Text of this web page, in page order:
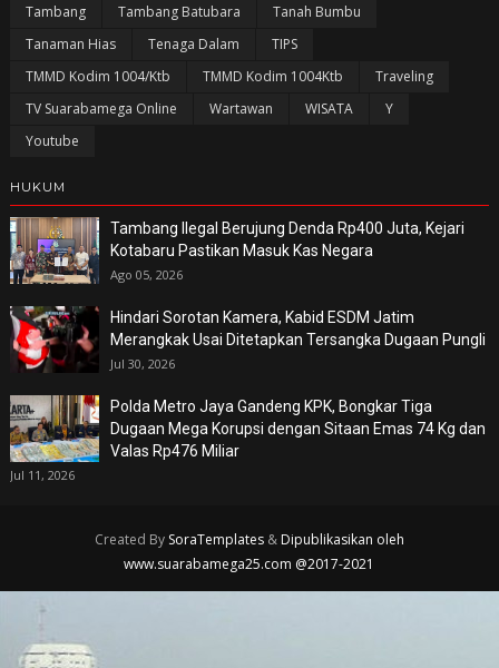
Tambang
Tambang Batubara
Tanah Bumbu
Tanaman Hias
Tenaga Dalam
TIPS
TMMD Kodim 1004/Ktb
TMMD Kodim 1004Ktb
Traveling
TV Suarabamega Online
Wartawan WISATA
Y
Youtube
HUKUM
Tambang Ilegal Berujung Denda Rp400 Juta, Kejari
Kotabaru Pastikan Masuk Kas Negara
Ago 05, 2026
Hindari Sorotan Kamera, Kabid ESDM Jatim
Merangkak Usai Ditetapkan Tersangka Dugaan Pungli
Jul 30, 2026
Polda Metro Jaya Gandeng KPK, Bongkar Tiga
Dugaan Mega Korupsi dengan Sitaan Emas 74 Kg dan
Valas Rp476 Miliar
Jul 11, 2026
Created By SoraTemplates& Dipublikasikan oleh
www.suarabamega25.com @2017-2021